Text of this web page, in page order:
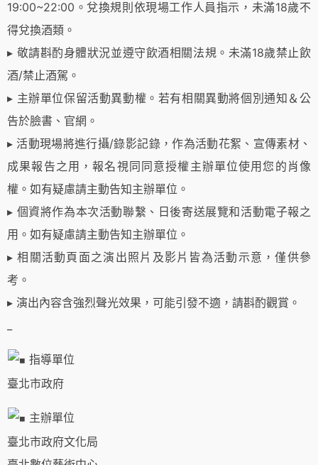
19:00~22:00。兌換規則依現場工作人員指示，未滿18歲不
得兌換酒類。
▸ 敬請斟酌身體狀況並遵守飲酒相關法規。未滿18歲禁止飲
酒/禁止酒駕。
▸ 主辦單位保留活動異動權。若有相關異動將個別通知＆公
告於臉書、官網。
▸ 活動現場將進行攝/錄影記錄，作為活動花絮、宣傳素材、
成果報告之用，報名視同同意授權主辦單位使用您的肖像
權。如有疑慮請主動告知主辦單位。
▸ 個資將作為本次活動聯繫、日後寄送展覽和活動電子報之
用。如有疑慮請主動告知主辦單位。
▸ 相關活動頁面之演出照片及影片皆為活動示意，僅供參
考。
▸ 演出內容含強烈聲光效果，可能引發不適，請斟酌觀賞。
指導單位
臺北市政府
主辦單位
臺北市政府文化局